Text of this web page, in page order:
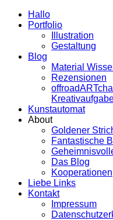
Hallo
Portfolio
Illustration
Gestaltung
Blog
Material
Rezensionen
Kunstautomat
About
Goldener
Fantastische
Das Blog
Kooperationen
Liebe Links
Kontakt
Impressum